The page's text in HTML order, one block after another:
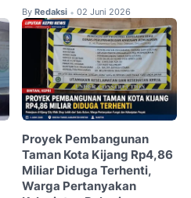
By Redaksi • 02 Juni 2026
Proyek Pembangunan
Taman Kota Kijang Rp4,86
Miliar Diduga Terhenti,
Warga Pertanyakan